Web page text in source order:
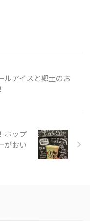
ルアイスと郷土のお
ポップ
がおい